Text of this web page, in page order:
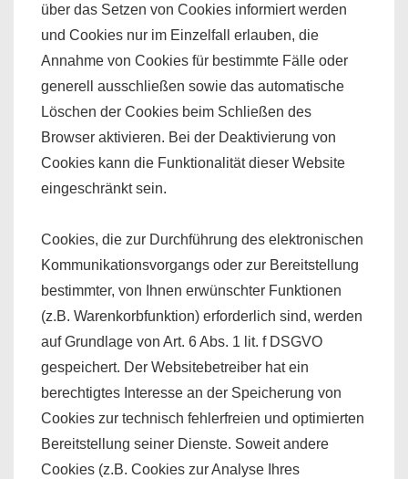
über das Setzen von Cookies informiert werden
und Cookies nur im Einzelfall erlauben, die
Annahme von Cookies für bestimmte Fälle oder
generell ausschließen sowie das automatische
Löschen der Cookies beim Schließen des
Browser aktivieren. Bei der Deaktivierung von
Cookies kann die Funktionalität dieser Website
eingeschränkt sein.
Cookies, die zur Durchführung des elektronischen
Kommunikationsvorgangs oder zur Bereitstellung
bestimmter, von Ihnen erwünschter Funktionen
(z.B. Warenkorbfunktion) erforderlich sind, werden
auf Grundlage von Art. 6 Abs. 1 lit. f DSGVO
gespeichert. Der Websitebetreiber hat ein
berechtigtes Interesse an der Speicherung von
Cookies zur technisch fehlerfreien und optimierten
Bereitstellung seiner Dienste. Soweit andere
Cookies (z.B. Cookies zur Analyse Ihres